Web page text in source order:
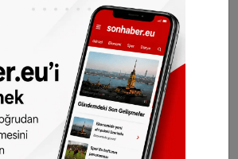
kronik bir hastalık olduğuna
nedenle ilaçla tedaviye
mantıklı. Eğer yaşam
yeterli sonuç alınamıyorsa,
ve güvenli bir alternatif
var. Bu imkânın bulunması çok